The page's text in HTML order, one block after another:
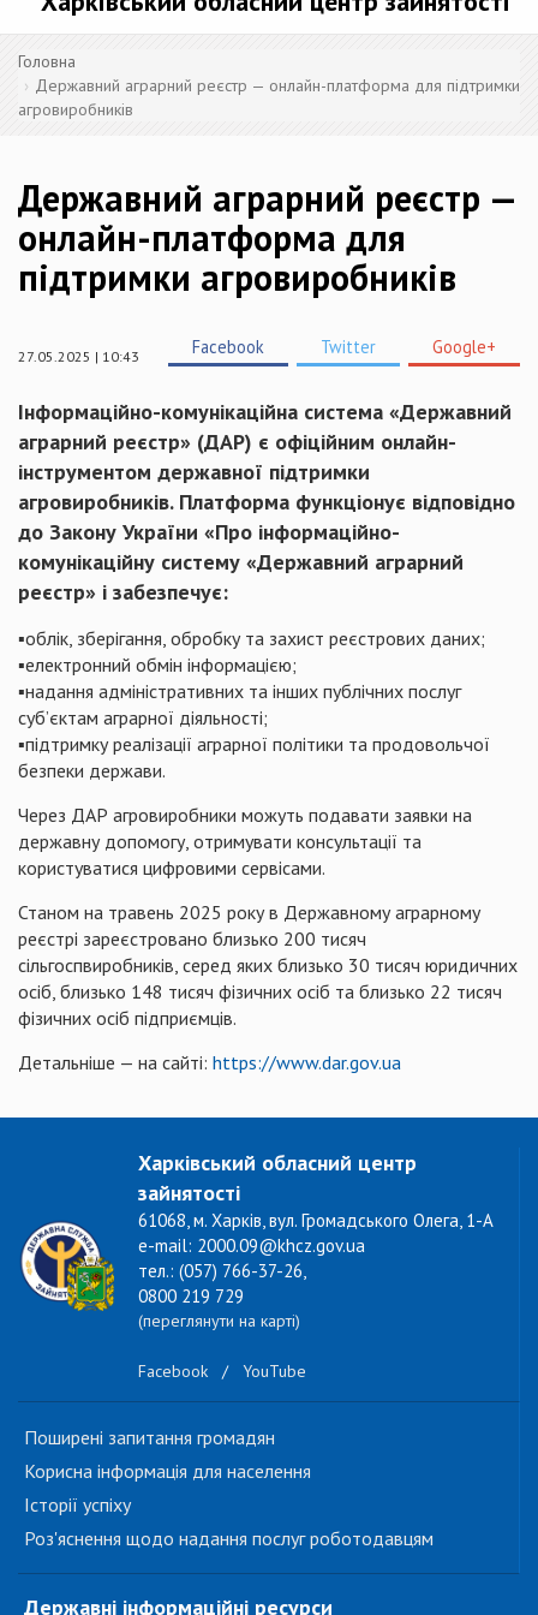
Головна
Державний аграрний реєстр — онлайн-платформа для підтримки
агровиробників
Державний аграрний реєстр —
онлайн-платформа для
підтримки агровиробників
27.05.2025 | 10:43 Facebook Twitter Google+
Інформаційно-комунікаційна система «Державний
аграрний реєстр» (ДАР) є офіційним онлайн-
інструментом державної підтримки
агровиробників. Платформа функціонує відповідно
до Закону України «Про інформаційно-
комунікаційну систему «Державний аграрний
реєстр» і забезпечує:
▪️облік, зберігання, обробку та захист реєстрових даних;
▪️електронний обмін інформацією;
▪️надання адміністративних та інших публічних послуг
суб’єктам аграрної діяльності;
▪️підтримку реалізації аграрної політики та продовольчої
безпеки держави.
Через ДАР агровиробники можуть подавати заявки на
державну допомогу, отримувати консультації та
користуватися цифровими сервісами.
Станом на травень 2025 року в Державному аграрному
реєстрі зареєстровано близько 200 тисяч
сільгоспвиробників, серед яких близько 30 тисяч юридичних
осіб, близько 148 тисяч фізичних осіб та близько 22 тисяч
фізичних осіб підприємців.
Детальніше — на сайті: https://www.dar.gov.ua
Харківський обласний центр
зайнятості
61068, м. Харків, вул. Громадського Олега, 1-А
e-mail: 2000.09@khcz.gov.ua
тел.: (057) 766-37-26,
0800 219 729
(переглянути на карті)
Facebook / YouTube
Поширені запитання громадян
Корисна інформація для населення
Історії успіху
Роз'яснення щодо надання послуг роботодавцям
Державні інформаційні ресурси